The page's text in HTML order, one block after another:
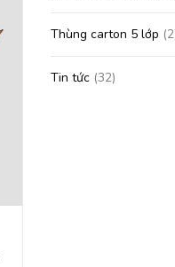
Thùng carton 5 lớp
Tin tức(32)